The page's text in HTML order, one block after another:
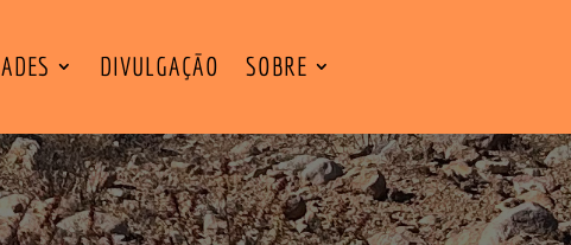
DIVULGAÇÃO SOBRE